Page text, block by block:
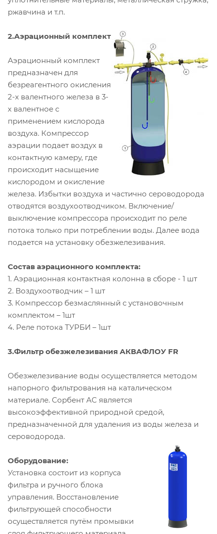
ржавчина и т.п.
2.Аэрационный комплект
Аэрационный комплект
предназначен для
безреагентного окисления
2-х валентного железа в 3-
х валентное с
применением кислорода
воздуха. Компрессор
аэрации подает воздух в
контактную камеру, где
происходит насыщение
кислородом и окисление
железа. Избытки воздуха и частично сероводорода
отводятся воздухоотводчиком. Включение/
выключение компрессора происходит по реле
потока только при потреблении воды. Далее вода
подается на установку обезжелезивания.
Состав аэрационного комплекта:
1. Аэрационная контактная колонна в сборе - 1 шт
2. Воздухоотводчик – 1 шт
3. Компрессор безмаслянный с установочным
комплектом – 1шт
4. Реле потока ТУРБИ – 1шт
3.Фильтр обезжелезивания АКВАФЛОУ FR
Обезжелезивание воды осуществляется методом
напорного фильтрования на каталическом
материале. Сорбент АС является
высокоэффективной природной средой,
предназначенной для удаления из воды железа и
сероводорода.
Оборудование:
Установка состоит из корпуса
фильтра и ручного блока
управления. Восстановление
фильтрующей способности
осуществляется путём промывки